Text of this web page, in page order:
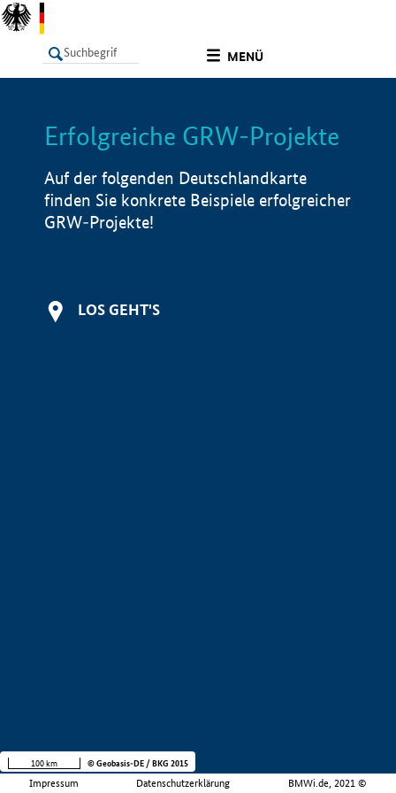
MENÜ
LISTE Info
Erfolgreiche GRW-Projekte
Auf der folgenden Deutschlandkarte
finden Sie konkrete Beispiele erfolgreicher
GRW-Projekte!
LOS GEHT'S
Impressum Datenschutzerklärung BMWi.de, 2021 ©
100 km © Geobasis-DE / BKG 2015